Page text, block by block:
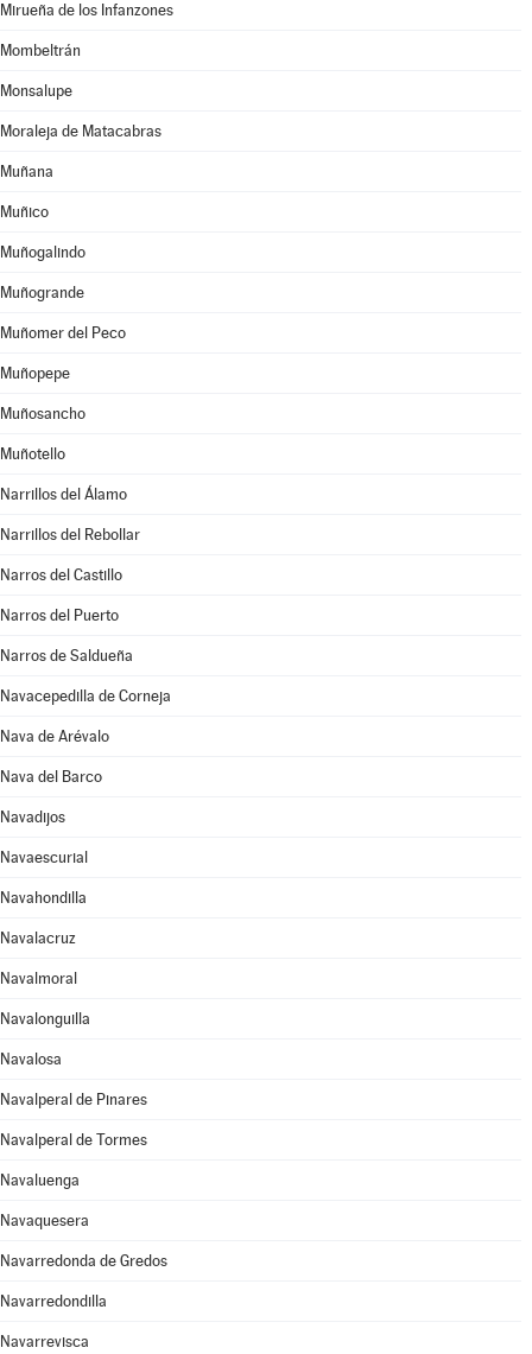
Mirueña de los Infanzones
Mombeltrán
Monsalupe
Moraleja de Matacabras
Muñana
Muñico
Muñogalindo
Muñogrande
Muñomer del Peco
Muñopepe
Muñosancho
Muñotello
Narrillos del Álamo
Narrillos del Rebollar
Narros del Castillo
Narros del Puerto
Narros de Saldueña
Navacepedilla de Corneja
Nava de Arévalo
Nava del Barco
Navadijos
Navaescurial
Navahondilla
Navalacruz
Navalmoral
Navalonguilla
Navalosa
Navalperal de Pinares
Navalperal de Tormes
Navaluenga
Navaquesera
Navarredonda de Gredos
Navarredondilla
Navarrevisca